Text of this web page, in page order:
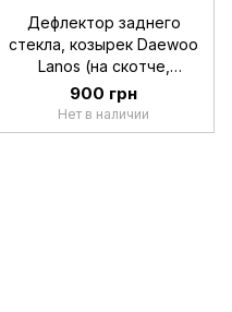
Дефлектор заднего
стекла, козырек Daewoo
Lanos (на скотче,
домиком) AV Tuning
900 грн
Нет в наличии